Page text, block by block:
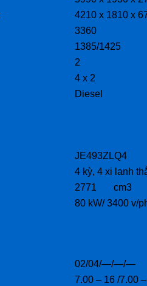
4210 x 1810 x
3360
1385/1425
2
4 x 2
Diesel
JE493ZLQ4
4 kỳ, 4 xi lanh
2771 cm3
80 kW/ 3400 v/
02/04/—/—/—
7.00 – 16 /7.00